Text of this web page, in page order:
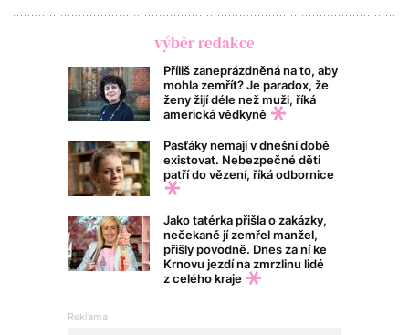
výběr redakce
Příliš zaneprázdněná na to, aby
mohla zemřít? Je paradox, že
ženy žijí déle než muži, říká
americká vědkyně
Pasťáky nemají v dnešní době
existovat. Nebezpečné děti
patří do vězení, říká odbornice
Jako tatérka přišla o zakázky,
nečekaně jí zemřel manžel,
přišly povodně. Dnes za ní ke
Krnovu jezdí na zmrzlinu lidé
z celého kraje